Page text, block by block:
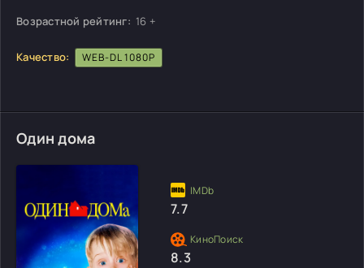
Возрастной рейтинг: 16 +
Качество: WEB-DL 1080P
Один дома
7.7
8.3